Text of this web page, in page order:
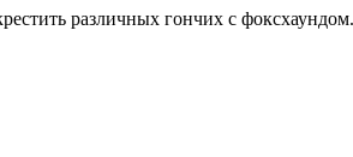
различных гончих с